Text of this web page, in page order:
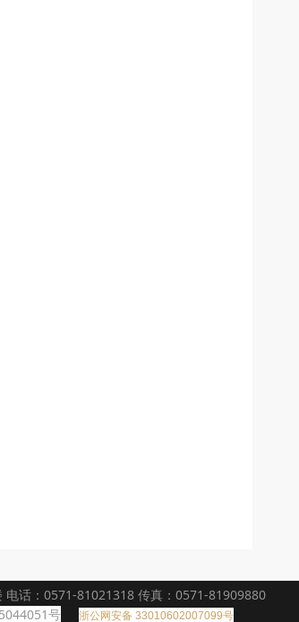
话：0571-81021318 传真：0571-81909880
号 浙公网安备 33010602007099号